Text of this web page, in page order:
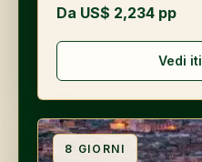
Da US$ 2,234 pp
Vedi
8 GIORNI